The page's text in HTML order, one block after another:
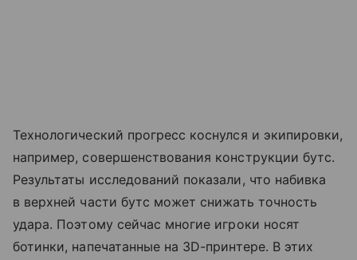
Технологический прогресс коснулся и экипировки,
например, совершенствования конструкции бутс.
Результаты исследований показали, что набивка
в верхней части бутс может снижать точность
удара. Поэтому сейчас многие игроки носят
ботинки, напечатанные на 3D-принтере. В этих